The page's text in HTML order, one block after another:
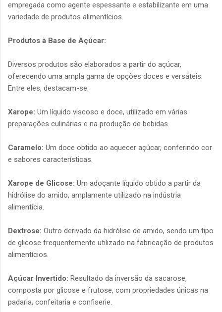
empregada como agente espessante e estabilizante em uma
variedade de produtos alimentícios.
Produtos à Base de Açúcar:
Diversos produtos são elaborados a partir do açúcar,
oferecendo uma ampla gama de opções doces e versáteis.
Entre eles, destacam-se:
Xarope: Um líquido viscoso e doce, utilizado em várias
preparações culinárias e na produção de bebidas.
Caramelo: Um doce obtido ao aquecer açúcar, conferindo cor
e sabores características.
Xarope de Glicose: Um adoçante líquido obtido a partir da
hidrólise do amido, amplamente utilizado na indústria
alimentícia.
Dextrose: Outro derivado da hidrólise de amido, sendo um tipo
de glicose frequentemente utilizado na fabricação de produtos
alimentícios.
Açúcar Invertido: Resultado da inversão da sacarose,
composta por glicose e frutose, com propriedades únicas na
padaria, confeitaria e confiserie.